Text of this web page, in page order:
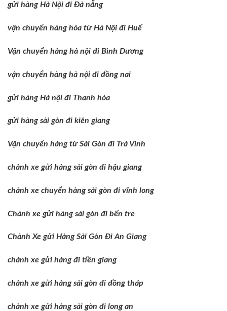
gửi hàng Hà Nội đi Đà nẵng
vận chuyển hàng hóa từ Hà Nội đi Huế
Vận chuyển hàng hà nội đi Bình Dương
vận chuyển hàng hà nội đi đồng nai
gửi hàng Hà nội đi Thanh hóa
gửi hàng sài gòn đi kiên giang
Vận chuyển hàng từ Sài Gòn đi Trà Vinh
chành xe gửi hàng sài gòn đi hậu giang
chành xe chuyển hàng sài gòn đi vĩnh long
Chành xe gửi hàng sài gòn đi bến tre
Chành Xe gửi Hàng Sài Gòn Đi An Giang
chành xe gửi hàng đi tiền giang
chành xe gửi hàng sài gòn đi đồng tháp
chành xe gửi hàng sài gòn đi long an